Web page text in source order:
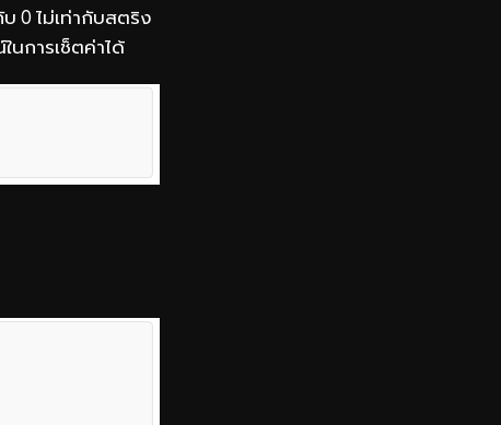
0 ไม่เท่ากับสตริง
ในการเช็ตค่าได้